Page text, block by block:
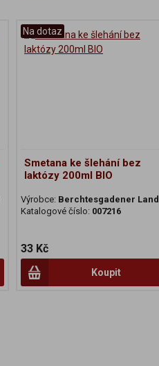
Na dotaz
Smetana ke šlehání bez
laktózy 200ml BIO
Výrobce: Berchtesgadener Land
Katalogové číslo: 007216
33 Kč
Koupit